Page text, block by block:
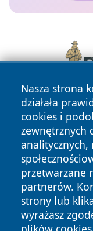
Nasza strona
działała
cookies i
zewnętrznych
przetwarzane
partnerów.
strony lub
wyrażasz
Copyright © 2026
zastrzeżone.